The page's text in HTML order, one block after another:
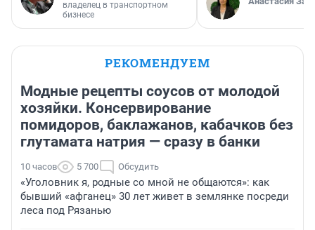
владелец в транспортном
бизнесе
РЕКОМЕНДУЕМ
Модные рецепты соусов от молодой
хозяйки. Консервирование
помидоров, баклажанов, кабачков без
глутамата натрия — сразу в банки
10 часов 5 700 Обсудить
«Уголовник я, родные со мной не общаются»: как
бывший «афганец» 30 лет живет в землянке посреди
леса под Рязанью